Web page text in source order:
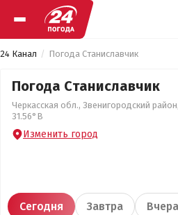
24 Канал Погода Станиславчик
Погода Станиславчик
Черкасская обл., Звенигородский
31.56°В
Изменить город
Сегодня Завтра Вчера